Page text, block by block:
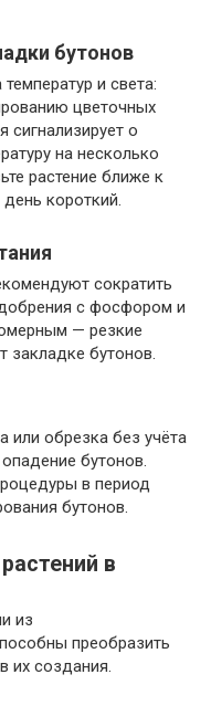
бутонов
и света:
цветочных
сигнализирует о
на несколько
растение ближе к
короткий.
сократить
с фосфором и
— резкие
закладке бутонов.
или обрезка без учёта
бутонов.
в период
бутонов.
в
из
преобразить
их создания.